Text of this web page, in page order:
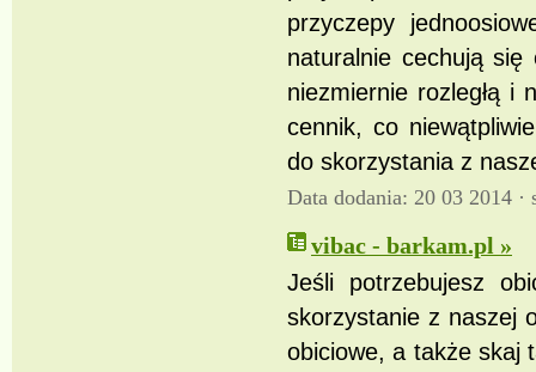
przyczepy
naturalnie cechują się
niezmiernie rozległą i
cennik, co
do skorzystania z
Data dodania: 20 03 2014 ·
vibac - barkam.pl »
Jeśli potrzebujesz
skorzystanie z naszej
obiciowe, a także skaj